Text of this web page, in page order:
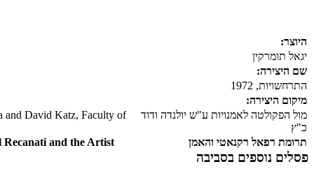
היוצר:
יגאל תומרקין
שם היצירה:
התרחשויות, 1972
מיקום היצירה:
מול הפקולטה לאמנויות ע"ש יולנדה ודוד
כ"ץ
and David Katz, Faculty of
תרומת רפאל רקנאטי והאמן Recanati and the Artist
פסלים נוספים בסביבה